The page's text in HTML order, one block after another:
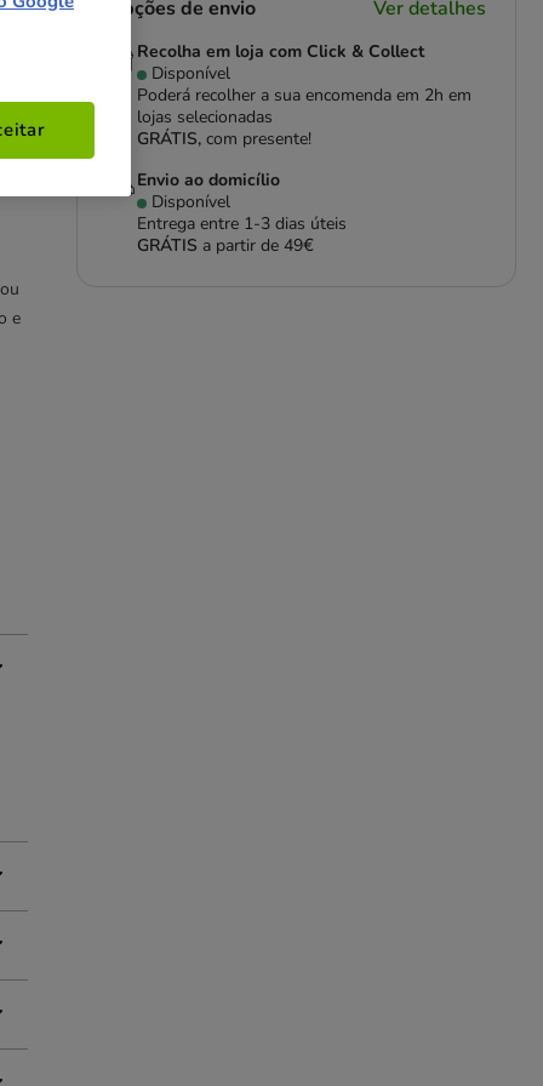
e
Opções de envio Ver detalhes
Recolha em loja com Click & Collect
Disponível
Poderá recolher a sua encomenda em 2h em
lojas selecionadas
GRÁTIS,com presente!
Envio ao domicílio
Disponível
Entrega entre 1-3 dias úteis
GRÁTIS a partir de 49€